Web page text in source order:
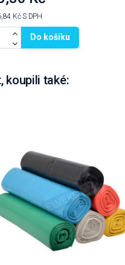
KčS DPH
Do košíku
koupili také: